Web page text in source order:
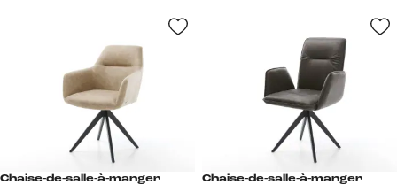
Chaise-de-salle-à-manger
Chaise-de-salle-à-manger